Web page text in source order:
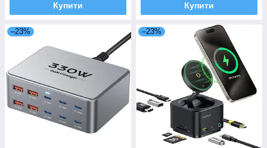
Купити Купити
–23% –23%